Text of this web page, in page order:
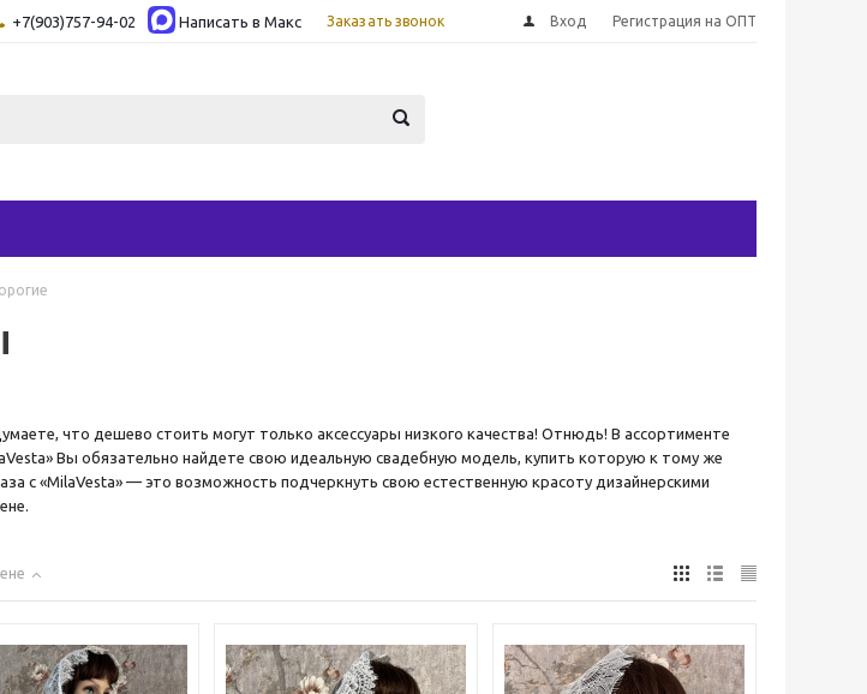
+7(903)757-94-02 Написать в Maкс Заказать звонок Вход Регистрация на ОПТ
что дешево стоить могут только аксессуары низкого качества! Отнюдь! В ассортименте
Вы обязательно найдете свою идеальную свадебную модель, купить которую к тому же
с «MilaVesta» — это возможность подчеркнуть свою естественную красоту дизайнерскими